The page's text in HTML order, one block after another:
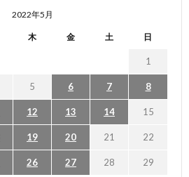
2022年5月
木 金 土 日
1
5 6 7 8
12 13 14 15
19 20 21 22
26 27 28 29